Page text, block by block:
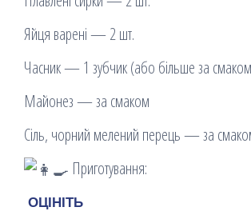
Яйця варені — 2 шт.
Часник — 1 зубчик (або більше за
Майонез — за смаком
Сіль, чорний мелений перець — за
Приготування: